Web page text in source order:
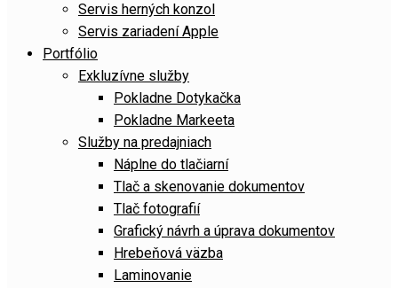
Servis herných konzol
Servis zariadení Apple
Portfólio
Exkluzívne služby
Pokladne Dotykačka
Pokladne Markeeta
Služby na predajniach
Náplne do tlačiarní
Tlač a skenovanie dokumentov
Tlač fotografií
Grafický návrh a úprava dokumentov
Hrebeňová väzba
Laminovanie